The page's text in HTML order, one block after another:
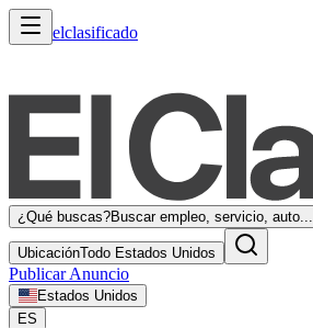
elclasificado
¿Qué buscas?Buscar empleo, servicio, auto...
UbicaciónTodo Estados Unidos
Publicar Anuncio
Estados Unidos
ES